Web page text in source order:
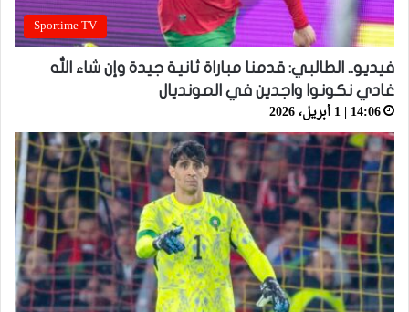
Sportime TV
فيديو.. الطالبي: قدمنا مباراة ثانية جيدة وإن شاء الله
غادي نكونوا واجدين في المونديال
14:06 | 1 أبريل، 2026